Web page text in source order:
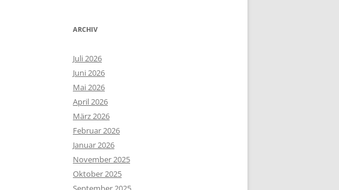
ARCHIV
Juli 2026
Juni 2026
Mai 2026
April 2026
März 2026
Februar 2026
Januar 2026
November 2025
Oktober 2025